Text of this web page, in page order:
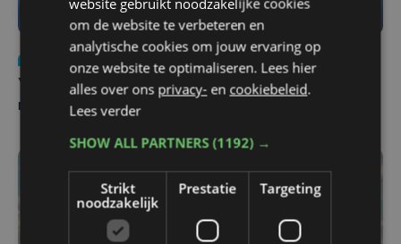
do 6 augustus | 21:30
Yaro (19), slachtoffer van vechtpartij, is na
maandenlange coma overleden
om de website te verbeteren en
analytische cookies om jouw ervaring op
onze website te optimaliseren. Lees hier
alles over ons privacy- en cookiebeleid.
Lees verder
SHOW ALL PARTNERS(1192) →
Strikt
noodzakelijk
Prestatie Targeting